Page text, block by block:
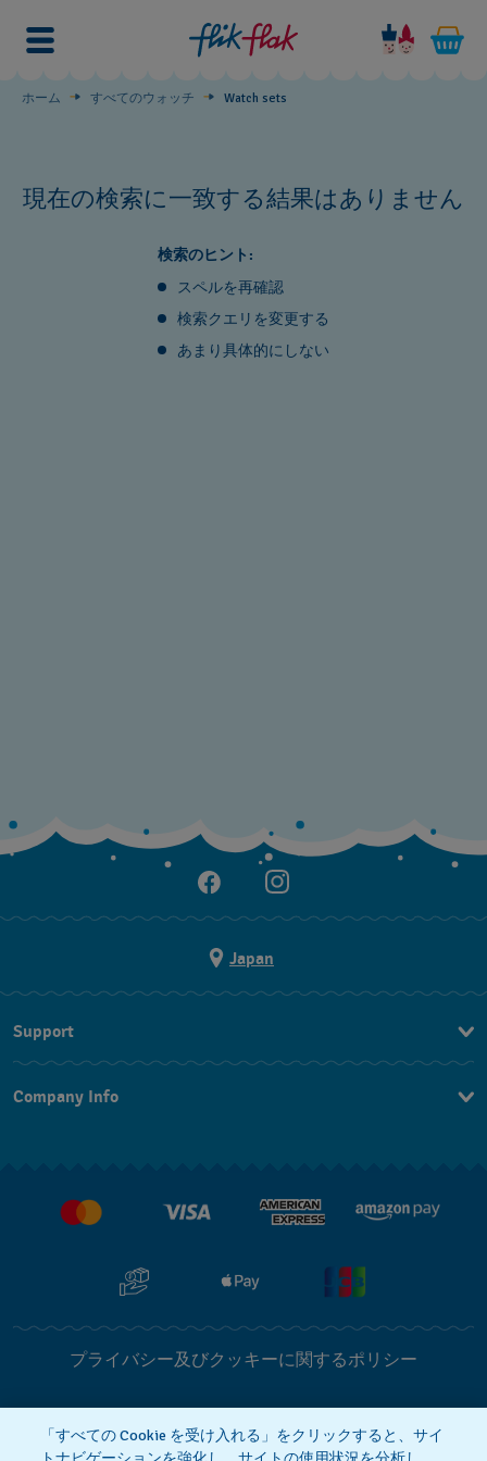
Watch
sets
ホーム すべてのウォッチ Watch sets
現在の検索に一致する結果はありません
検索のヒント:
スペルを再確認
検索クエリを変更する
あまり具体的にしない
Japan
Support
よくあるご質問
Company Info
プライバシー及びクッキーに関するポリシー
Cookie notice 利用規約
「すべての Cookie を受け入れる」をクリックすると、サイ